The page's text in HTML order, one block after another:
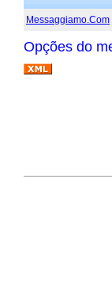
Messaggiamo.Com
Opções do